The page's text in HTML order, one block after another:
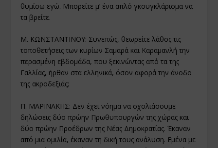
θυμίσω εγώ. Μπορείτε μ’ ένα απλό γκουγκλάρισμα να
τα βρείτε.
Μ. ΚΩΝΣΤΑΝΤΙΝΟΥ: Συνεπώς, θεωρείτε λάθος τις
τοποθετήσεις των κυρίων Σαμαρά και Καραμανλή την
περασμένη εβδομάδα, που ξεκινώντας από τα της
Γαλλίας, ήρθαν στα ελληνικά, όσον αφορά την άνοδο
της ακροδεξιάς;
Π. ΜΑΡΙΝΑΚΗΣ: Δεν έχει νόημα να σχολιάσουμε
δηλώσεις δύο πρώην Πρωθυπουργών της χώρας και
δύο πρώην Προέδρων της Νέας Δημοκρατίας. Έκαναν
από μια ομιλία, έκαναν τη δική τους ανάλυση. Εμένα με